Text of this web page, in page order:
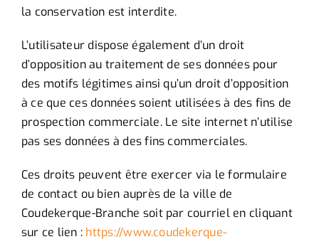
la conservation est interdite.
L’utilisateur dispose également d’un droit
d’opposition au traitement de ses données pour
des motifs légitimes ainsi qu’un droit d’opposition
à ce que ces données soient utilisées à des fins de
prospection commerciale. Le site internet n’utilise
pas ses données à des fins commerciales.
Ces droits peuvent être exercer via le formulaire
de contact ou bien auprès de la ville de
Coudekerque-Branche soit par courriel en cliquant
sur ce lien : https://www.coudekerque-